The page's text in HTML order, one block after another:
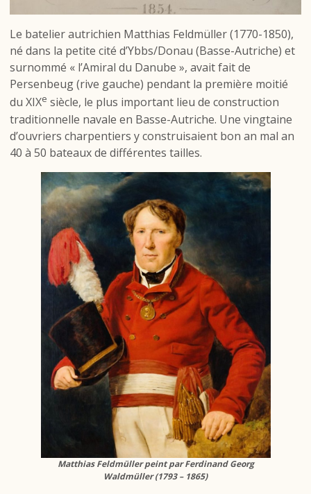
Le batelier autrichien Matthias Feldmüller (1770-1850),
né dans la petite cité d’Ybbs/Donau (Basse-Autriche) et
surnommé « l’Amiral du Danube », avait fait de
Persenbeug (rive gauche) pendant la première moitié
du XIXe siècle, le plus important lieu de construction
traditionnelle navale en Basse-Autriche. Une vingtaine
d’ouvriers charpentiers y construisaient bon an mal an
40 à 50 bateaux de différentes tailles.
Matthias Feldmüller peint par Ferdinand Georg
Waldmüller (1793 – 1865)